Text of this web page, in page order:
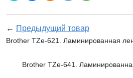
← Предыдущий товар
Brother TZe-621. Ламинированная
Brother TZe-641.